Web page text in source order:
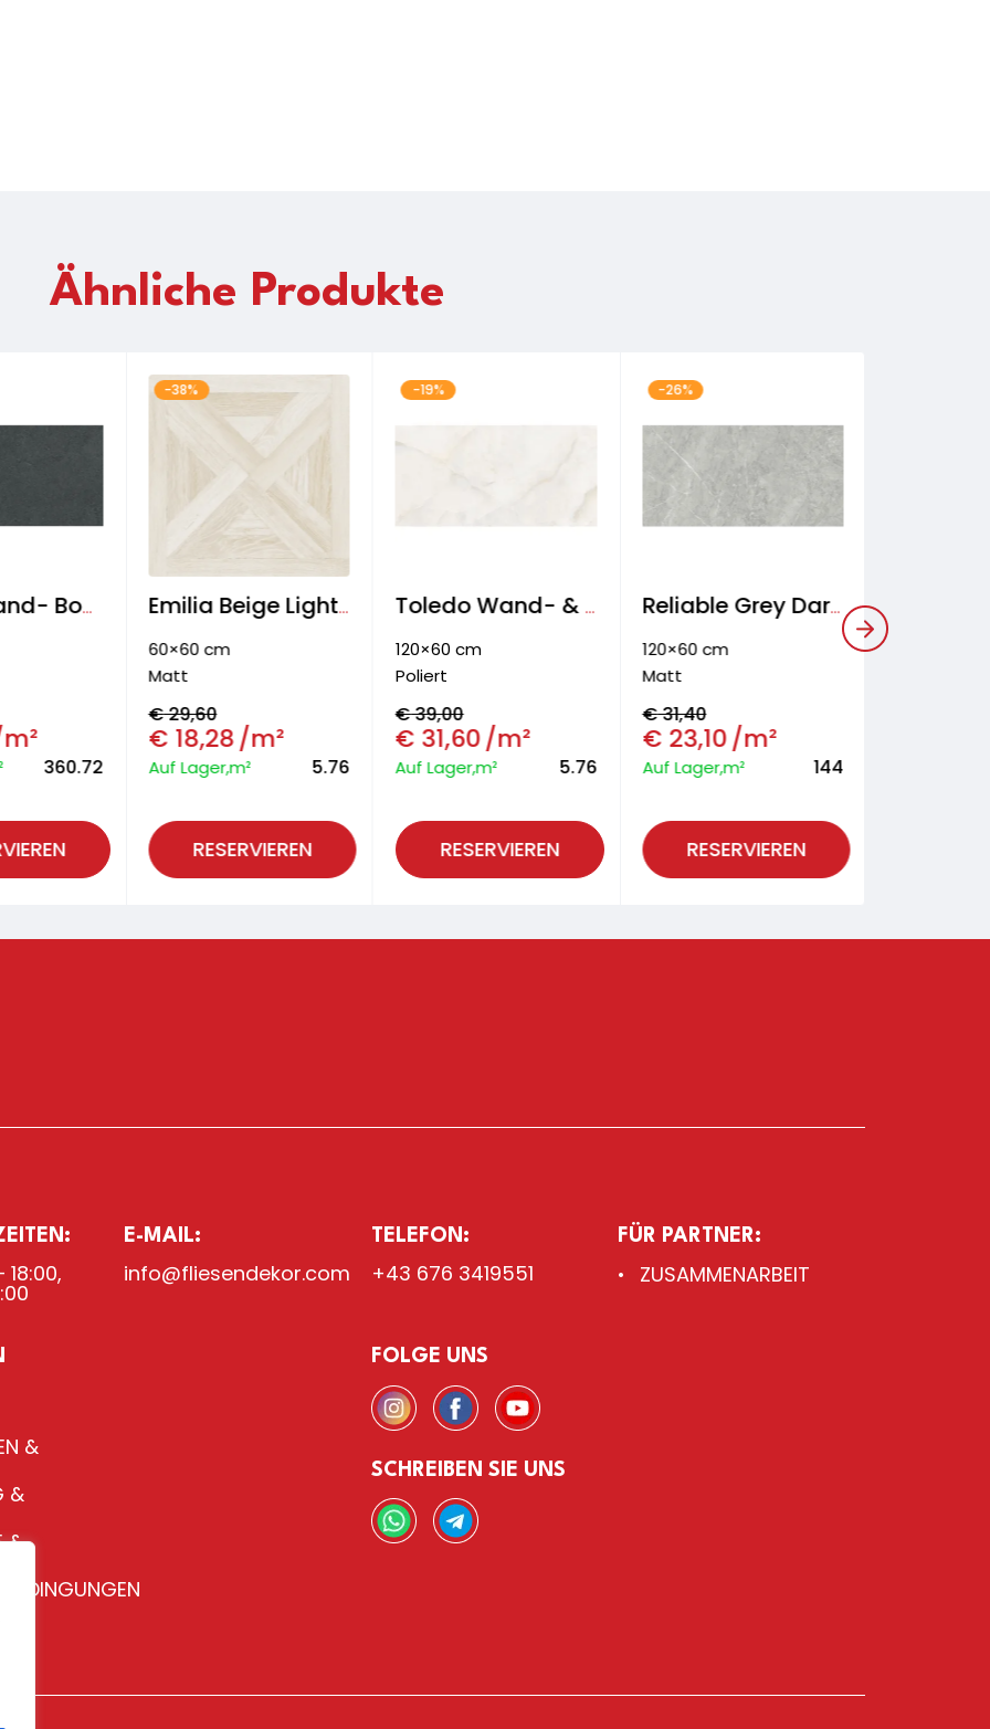
Ähnliche Produkte
Stone Wand- Boden- & Fassadenfliese
360.72
-38%
Emilia Beige Light Bodenfliese
60×60 cm
Matt
€29,60
€ 18,28/m²
Auf Lager,m² 5.76
RESERVIEREN
-19%
Toledo Wand- & Bodenfliese
120×60 cm
Poliert
€39,00
€ 31,60/m²
Auf Lager,m² 5.76
RESERVIEREN
-26%
Reliable Grey Dark Wand- & Bodenfliese
120×60 cm
Matt
€31,40
€ 23,10/m²
Auf Lager,m² 144
RESERVIEREN
18:00,
E-MAIL:
info@fliesendekor.com
TELEFON:
+43 676 3419551
FÜR PARTNER:
ZUSAMMENARBEIT
&
&
&
FOLGE UNS
SCHREIBEN SIE UNS